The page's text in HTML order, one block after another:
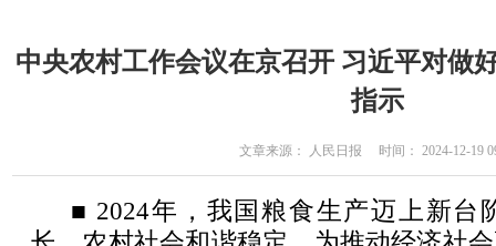
中央农村工作会议在京召开 习近平对做
指示
文章来源： 人民日报 时间： 2024-12-19
■ 2024年，我国粮食生产迈上新台